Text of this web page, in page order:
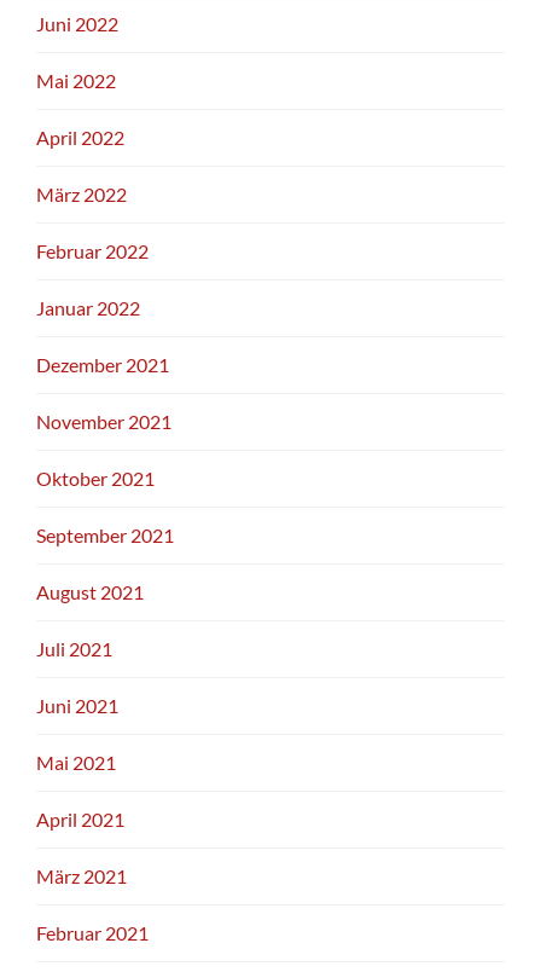
Juni 2022
Mai 2022
April 2022
März 2022
Februar 2022
Januar 2022
Dezember 2021
November 2021
Oktober 2021
September 2021
August 2021
Juli 2021
Juni 2021
Mai 2021
April 2021
März 2021
Februar 2021